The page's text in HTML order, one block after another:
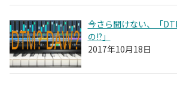
今さら聞けない、「
の!?」
2017年10月18日